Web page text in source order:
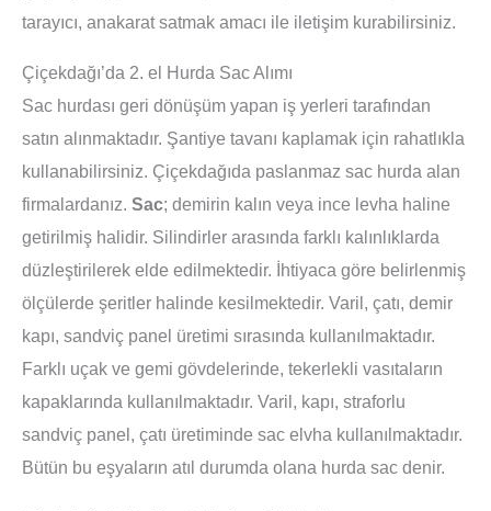
tarayıcı, anakarat satmak amacı ile iletişim kurabilirsiniz.
Çiçekdağı’da 2. el Hurda Sac Alımı
Sac hurdası geri dönüşüm yapan iş yerleri tarafından
satın alınmaktadır. Şantiye tavanı kaplamak için rahatlıkla
kullanabilirsiniz. Çiçekdağıda paslanmaz sac hurda alan
firmalardanız. Sac; demirin kalın veya ince levha haline
getirilmiş halidir. Silindirler arasında farklı kalınlıklarda
düzleştirilerek elde edilmektedir. İhtiyaca göre belirlenmiş
ölçülerde şeritler halinde kesilmektedir. Varil, çatı, demir
kapı, sandviç panel üretimi sırasında kullanılmaktadır.
Farklı uçak ve gemi gövdelerinde, tekerlekli vasıtaların
kapaklarında kullanılmaktadır. Varil, kapı, straforlu
sandviç panel, çatı üretiminde sac elvha kullanılmaktadır.
Bütün bu eşyaların atıl durumda olana hurda sac denir.